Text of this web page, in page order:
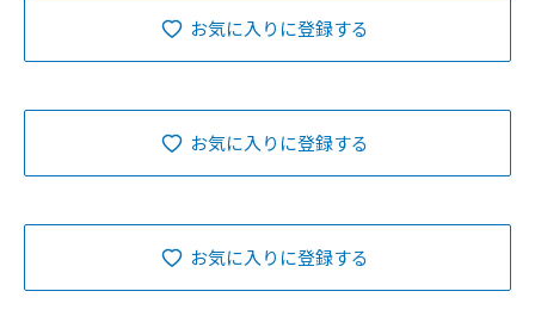
お気に入りに登録する
お気に入りに登録する
お気に入りに登録する